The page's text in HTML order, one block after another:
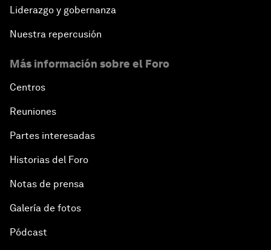
Liderazgo y gobernanza
Nuestra repercusión
Más información sobre el Foro
Centros
Reuniones
Partes interesadas
Historias del Foro
Notas de prensa
Galería de fotos
Pódcast